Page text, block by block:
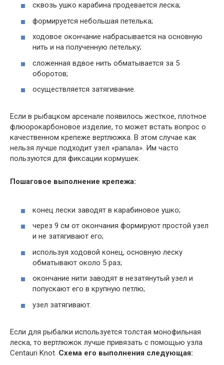
сквозь ушко карабина продевается леска;
формируется небольшая петелька;
ходовое окончание набрасывается на основную
нить и на полученную петельку;
сложенная вдвое нить обматывается за 5
оборотов;
осуществляется затягивание.
Если в рыбацком арсенале появилось жесткое, плотное
флюорокарбоновое изделие, то может встать вопрос о
качественном крепеже вертлюжка. В этом случае как
нельзя лучше подходит узел «рапала». Им часто
пользуются для фиксации кормушек.
Пошаговое выполнение крепежа:
конец лески заводят в карабиновое ушко;
через 9 см от окончания формируют простой узел
и не затягивают его;
используя ходовой конец, основную леску
обматывают около 5 раз;
окончание нити заводят в незатянутый узел и
попускают его в крупную петлю;
узел затягивают.
Если для рыбалки используется толстая монофильная
леска, то вертлюжок лучше привязать с помощью узла
Centauri Knot. Схема его выполнения следующая: